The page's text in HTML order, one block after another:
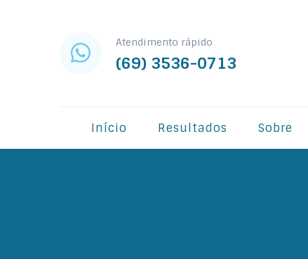
Atendimento rápido
(69) 3536-0713
Início Resultados Sobre